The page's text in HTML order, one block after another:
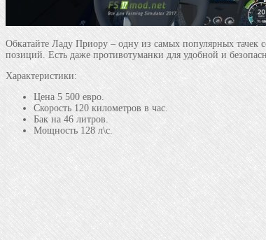
Обкатайте Ладу Приору – одну из самых популярных тачек
позиций. Есть даже противотуманки для удобной и
Характеристики:
Цена 5 500 евро.
Скорость 120 километров в час.
Бак на 46 литров.
Мощность 128 л\с.